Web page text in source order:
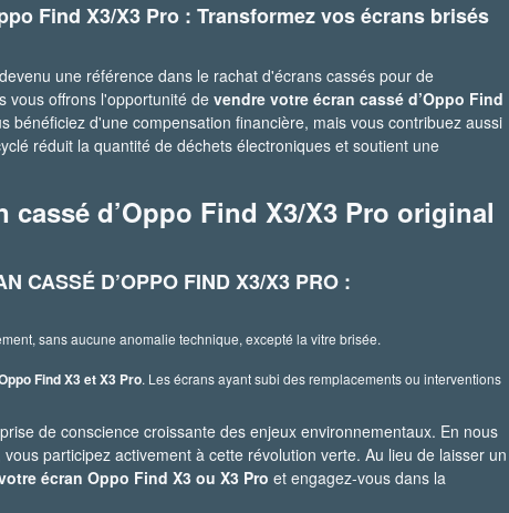
Find X3/X3 Pro : Transformez vos écrans brisés
une référence dans le rachat d'écrans cassés pour de
vous offrons l'opportunité de vendre votre écran cassé d’Oppo Find
bénéficiez d'une compensation financière, mais vous contribuez aussi
réduit la quantité de déchets électroniques et soutient une
d’Oppo Find X3/X3 Pro original
CASSÉ D’OPPO FIND X3/X3 PRO :
sans aucune anomalie technique, excepté la vitre brisée.
Find X3 et X3 Pro. Les écrans ayant subi des remplacements ou interventions
de conscience croissante des enjeux environnementaux. En nous
participez activement à cette révolution verte. Au lieu de laisser un
écran Oppo Find X3 ou X3 Pro et engagez-vous dans la